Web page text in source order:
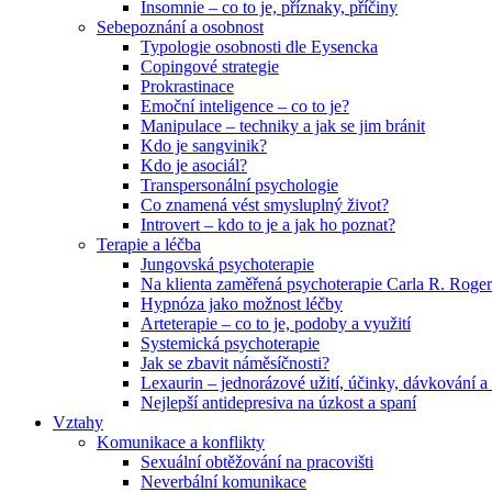
Insomnie – co to je, příznaky, příčiny
Sebepoznání a osobnost
Typologie osobnosti dle Eysencka
Copingové strategie
Prokrastinace
Emoční inteligence – co to je?
Manipulace – techniky a jak se jim bránit
Kdo je sangvinik?
Kdo je asociál?
Transpersonální psychologie
Co znamená vést smysluplný život?
Introvert – kdo to je a jak ho poznat?
Terapie a léčba
Jungovská psychoterapie
Na klienta zaměřená psychoterapie Carla R.
Hypnóza jako možnost léčby
Arteterapie – co to je, podoby a využití
Systemická psychoterapie
Jak se zbavit náměsíčnosti?
Lexaurin – jednorázové užití, účinky, dávkování a
Nejlepší antidepresiva na úzkost a spaní
Vztahy
Komunikace a konflikty
Sexuální obtěžování na pracovišti
Neverbální komunikace